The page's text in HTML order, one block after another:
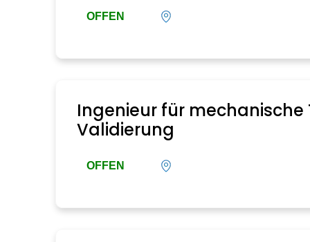
OFFEN
Ingenieur für mechanische
Validierung
OFFEN